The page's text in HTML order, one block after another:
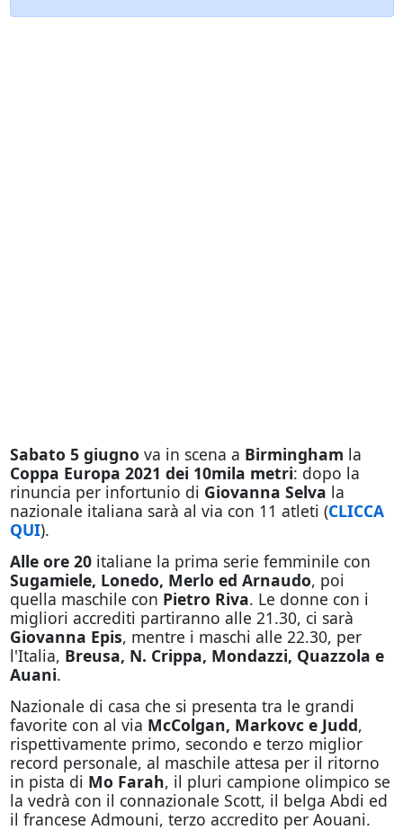
Sabato 5 giugno va in scena a Birmingham la
Coppa Europa 2021 dei 10mila metri: dopo la
rinuncia per infortunio di Giovanna Selva la
nazionale italiana sarà al via con 11 atleti (CLICCA
QUI).
Alle ore 20 italiane la prima serie femminile con
Sugamiele, Lonedo, Merlo ed Arnaudo, poi
quella maschile con Pietro Riva. Le donne con i
migliori accrediti partiranno alle 21.30, ci sarà
Giovanna Epis, mentre i maschi alle 22.30, per
l'Italia, Breusa, N. Crippa, Mondazzi, Quazzola e
Auani.
Nazionale di casa che si presenta tra le grandi
favorite con al via McColgan, Markovc e Judd,
rispettivamente primo, secondo e terzo miglior
record personale, al maschile attesa per il ritorno
in pista di Mo Farah, il pluri campione olimpico se
la vedrà con il connazionale Scott, il belga Abdi ed
il francese Admouni, terzo accredito per Aouani.